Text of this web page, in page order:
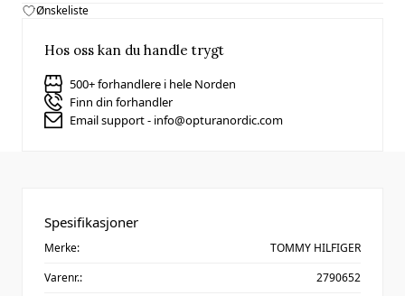
Ønskeliste
Hos oss kan du handle trygt
500+ forhandlere i hele Norden
Finn din forhandler
Email support - info@opturanordic.com
Spesifikasjoner
Merke:
TOMMY HILFIGER
Varenr.:
2790652